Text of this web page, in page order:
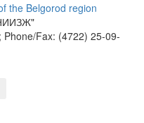
the Belgorod region
Fax: (4722) 25-09-